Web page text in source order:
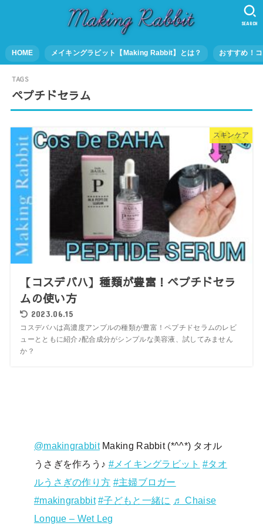
HOME メイキングラビット【Making Rabbit】とは？ おすすめ！
SEARCH
ペプチドセラム
スキンケア
【コスデバハ】種類が豊富！ペプチドセラ
ムの使い方
2023.06.15
コスデバハは高濃度アンプルの種類が豊富！ペプチドセラムのレビ
ューとともに紹介♪配合成分がシンプルな美容液、試してみません
か？
@makingrabbitMaking Rabbit (*^^*) タオル
うさぎを作ろう♪ #メイキングラビット #タオ
ルうさぎの作り方 #主婦ブロガー
#makingrabbit #子どもと一緒に ♬ Chaise
Longue – Wet Leg